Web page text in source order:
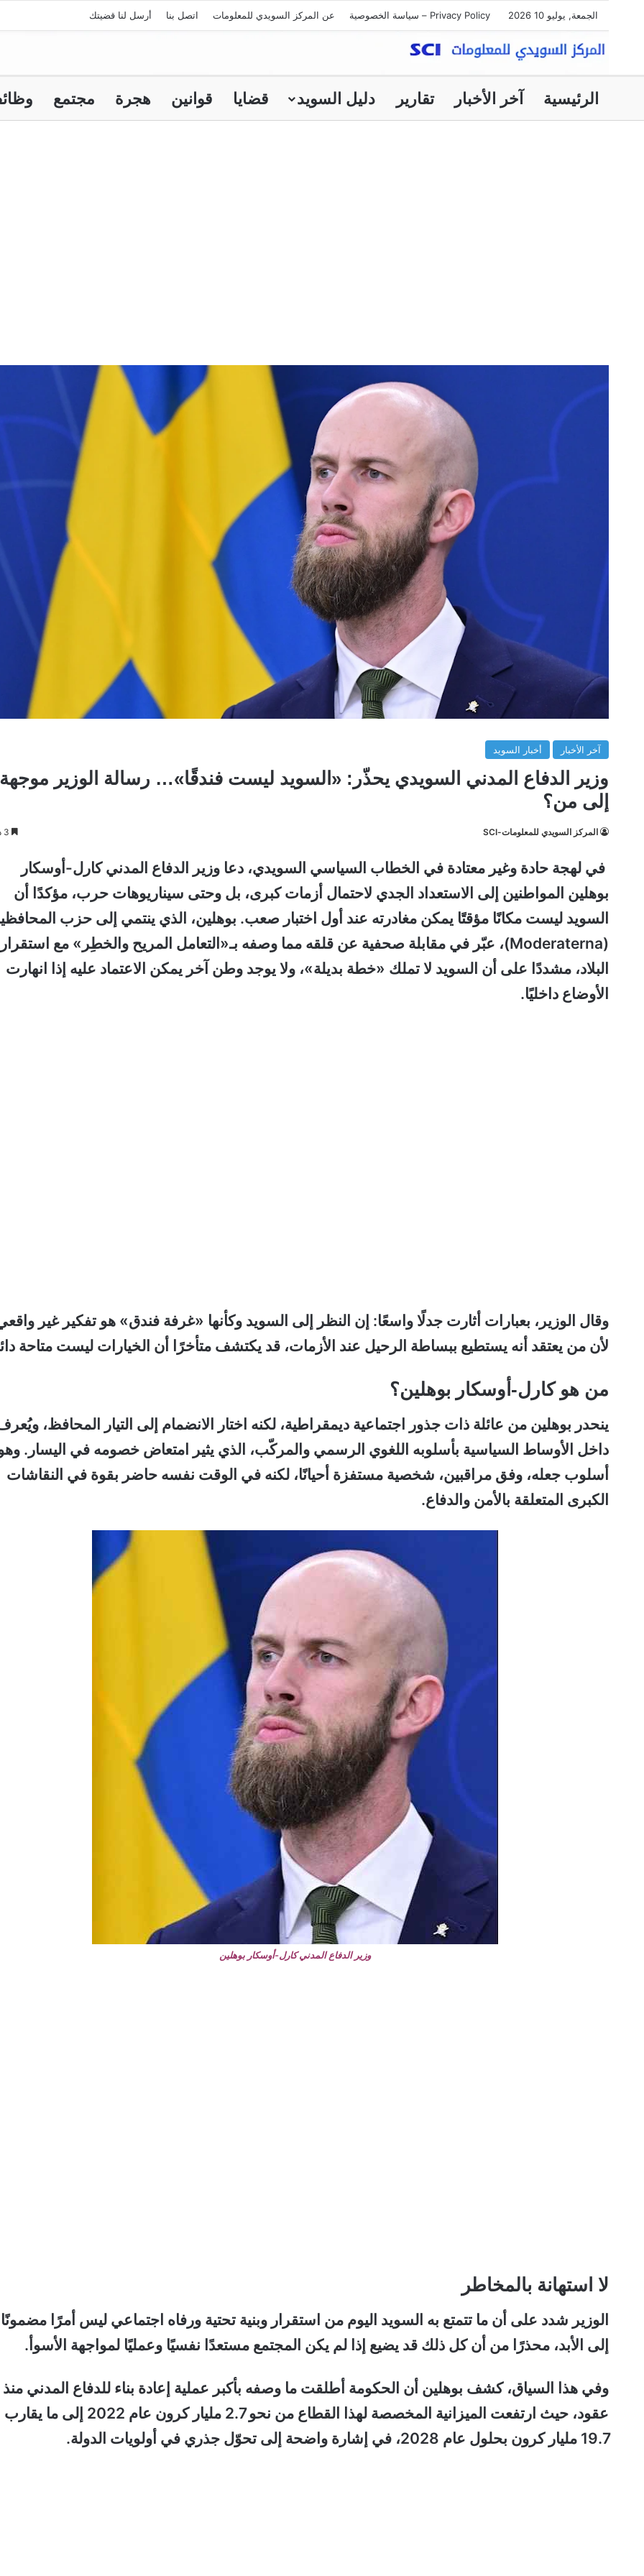
الجمعة, يوليو 10 2026 Privacy Policy – سياسة الخصوصية عن المركز السويدي للمعلومات اتصل بنا أرسل لنا قضيتك
الرئيسية آخر الأخبار تقارير دليل السويد قضايا قوانين هجرة مجتمع
آخر الأخبار أخبار السويد
وزير الدفاع المدني السويدي يحذّر: «السويد ليست فندقًا»… رسالة الوزير موجهة
إلى من؟
المركز السويدي للمعلومات-SCI
في لهجة حادة وغير معتادة في الخطاب السياسي السويدي، دعا وزير الدفاع المدني كارل-أوسكار
بوهلين المواطنين إلى الاستعداد الجدي لاحتمال أزمات كبرى، بل وحتى سيناريوهات حرب، مؤكدًا أن
السويد ليست مكانًا مؤقتًا يمكن مغادرته عند أول اختبار صعب. بوهلين، الذي ينتمي إلى حزب
(Moderaterna)، عبّر في مقابلة صحفية عن قلقه مما وصفه بـ«التعامل المريح والخطِر» مع استقرار
البلاد، مشددًا على أن السويد لا تملك «خطة بديلة»، ولا يوجد وطن آخر يمكن الاعتماد عليه إذا انهارت
الأوضاع داخليًا.
وقال الوزير، بعبارات أثارت جدلًا واسعًا: إن النظر إلى السويد وكأنها «غرفة فندق» هو تفكير غير
لأن من يعتقد أنه يستطيع ببساطة الرحيل عند الأزمات، قد يكتشف متأخرًا أن الخيارات ليست متاحة
من هو كارل-أوسكار بوهلين؟
ينحدر بوهلين من عائلة ذات جذور اجتماعية ديمقراطية، لكنه اختار الانضمام إلى التيار المحافظ،
داخل الأوساط السياسية بأسلوبه اللغوي الرسمي والمركّب، الذي يثير امتعاض خصومه في اليسار.
أسلوب جعله، وفق مراقبين، شخصية مستفزة أحيانًا، لكنه في الوقت نفسه حاضر بقوة في النقاشات
الكبرى المتعلقة بالأمن والدفاع.
وزير الدفاع المدني كارل-أوسكار بوهلين
لا استهانة بالمخاطر
الوزير شدد على أن ما تتمتع به السويد اليوم من استقرار وبنية تحتية ورفاه اجتماعي ليس أمرًا مضمونًا
إلى الأبد، محذرًا من أن كل ذلك قد يضيع إذا لم يكن المجتمع مستعدًا نفسيًا وعمليًا لمواجهة الأسوأ.
وفي هذا السياق، كشف بوهلين أن الحكومة أطلقت ما وصفه بأكبر عملية إعادة بناء للدفاع المدني منذ
عقود، حيث ارتفعت الميزانية المخصصة لهذا القطاع من نحو 2.7 مليار كرون عام 2022 إلى ما يقارب
19.7 مليار كرون بحلول عام 2028، في إشارة واضحة إلى تحوّل جذري في أولويات الدولة.